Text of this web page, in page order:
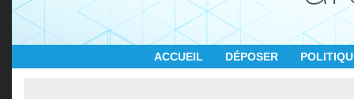
ACCUEIL DÉPOSER